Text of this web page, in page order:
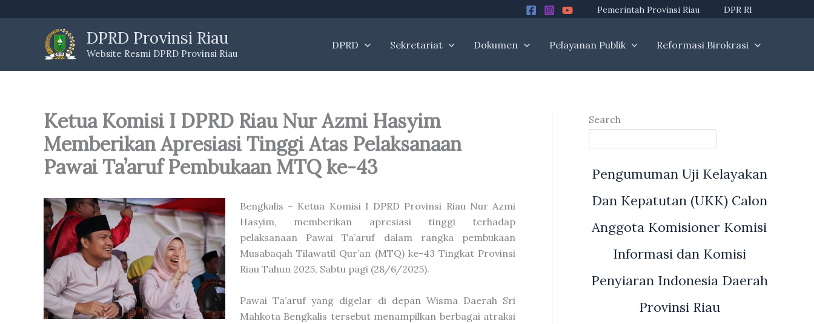
Pemerintah Provinsi Riau DPR RI
DPRD Provinsi Riau
Website Resmi DPRD Provinsi Riau
DPRD Sekretariat Dokumen Pelayanan Publik Reformasi Birokrasi
Ketua Komisi I DPRD Riau Nur Azmi Hasyim
Memberikan Apresiasi Tinggi Atas Pelaksanaan
Pawai Ta’aruf Pembukaan MTQ ke-43
Bengkalis – Ketua Komisi I DPRD Provinsi Riau Nur Azmi
Hasyim, memberikan apresiasi tinggi terhadap
pelaksanaan Pawai Ta’aruf dalam rangka pembukaan
Musabaqah Tilawatil Qur’an (MTQ) ke-43 Tingkat Provinsi
Riau Tahun 2025, Sabtu pagi (28/6/2025).
Pawai Ta’aruf yang digelar di depan Wisma Daerah Sri
Mahkota Bengkalis tersebut menampilkan berbagai atraksi
Search
Pengumuman Uji Kelayakan
Dan Kepatutan (UKK) Calon
Anggota Komisioner Komisi
Informasi dan Komisi
Penyiaran Indonesia Daerah
Provinsi Riau